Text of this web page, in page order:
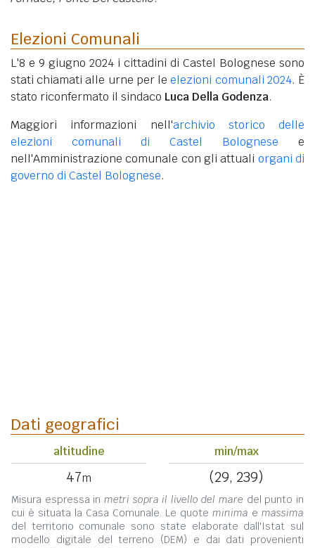
Elezioni Comunali
L'8 e 9 giugno 2024 i cittadini di Castel Bolognese sono
stati chiamati alle urne per leelezioni comunali 2024. È
stato riconfermato il sindaco Luca Della Godenza.
Maggiori informazioni nell'archivio storico delle
elezioni comunali di Castel Bolognese e
nell'Amministrazione comunale con gli attuali organi di
governo di Castel Bolognese.
Dati geografici
altitudine
47m
min/max
(29, 239)
Misura espressa in metri sopra il livello del mare del punto in
cui è situata la Casa Comunale. Le quote minima e massima
del territorio comunale sono state elaborate dall'Istat sul
modello digitale del terreno (DEM) e dai dati provenienti